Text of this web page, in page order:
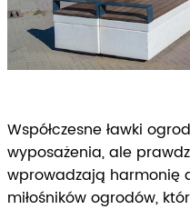
Współczesne ławki
wyposażenia, ale
wprowadzają harmonię
miłośników ogrodów,